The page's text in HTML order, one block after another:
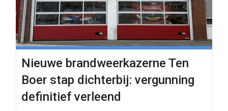
Nieuwe brandweerkazerne Ten
Boer stap dichterbij: vergunning
definitief verleend